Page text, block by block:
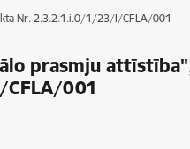
Nr. 2.3.2.1.i.0/1/23/I/CFLA/001
prasmju
001